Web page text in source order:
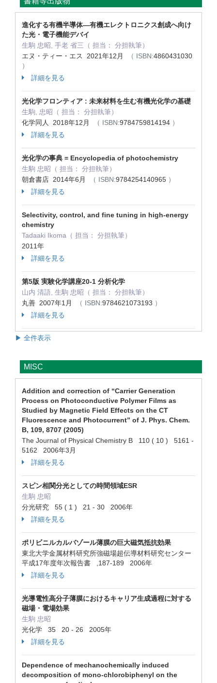
進化する有機半導体―有機エレクトロニクス創成へ向け
た光・電子機能デバイ
生駒 忠昭, 手老 省三（ 担当： 分担執筆）
エヌ・ティー・エス 2021年12月
（ ISBN:4860431030
）
詳細を見る
光化学フロンティア : 未来材料を生む有機光化学の基礎
生駒, 忠昭（ 担当： 分担執筆）
化学同人 2018年12月
（ ISBN:9784759814194 ）
詳細を見る
光化学の事典 = Encyclopedia of photochemistry
生駒 忠昭（ 担当： 分担執筆）
朝倉書店 2014年6月
（ ISBN:9784254140965 ）
詳細を見る
Selectivity, control, and fine tuning in high-energy
chemistry
Tadaaki Ikoma（ 担当： 分担執筆）
2011年
詳細を見る
第5版 実験化学講座20-1 分析化学
山内 清語, 生駒 忠昭（ 担当： 分担執筆）
丸善 2007年1月
（ ISBN:9784621073193 ）
詳細を見る
▶ 全件表示
MISC
Addition and correction of “Carrier Generation
Process on Photoconductive Polymer Films as
Studied by Magnetic Field Effects on the CT
Fluorescence and Photocurrent” of J. Phys. Chem.
B, 109, 8707 (2005)
The Journal of Physical Chemistry B 110 ( 10 ) 5161 -
5162 2006年3月
詳細を見る
スピン相関分光としての時間領域ESR
生駒 忠昭
分光研究 55 ( 1 ) 21 - 30 2006年
詳細を見る
ポリビニルカルバゾール薄膜の巨大磁気抵抗効果
東北大学金属材料研究所強磁場超伝導材料研究センター
平成17年度年次報告書 ,187-189 2006年
詳細を見る
光導電性高分子薄膜におけるキャリア生成過程に対する
磁場・電場効果
生駒 忠昭
光化学 35 20 - 26 2005年
詳細を見る
Dependence of mechanochemically induced
decomposition of mono-chlorobiphenyl on the